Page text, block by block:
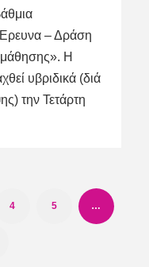
– Δράση
μάθησης». Η
υβριδικά (διά
την Τετάρτη
4 5 …